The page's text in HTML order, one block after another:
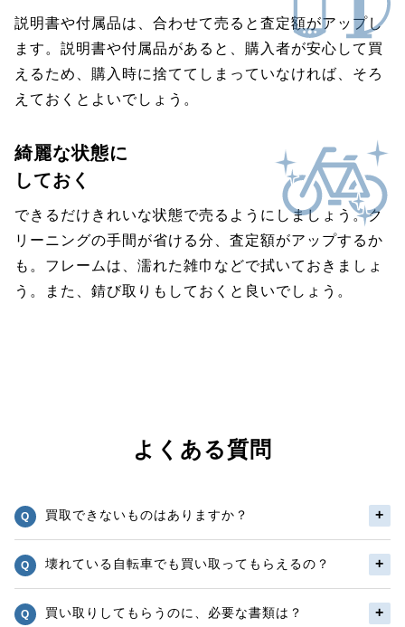
説明書や付属品は、合わせて売ると査定額がアップし
ます。説明書や付属品があると、購入者が安心して買
えるため、購入時に捨ててしまっていなければ、そろ
えておくとよいでしょう。
綺麗な状態に
しておく
できるだけきれいな状態で売るようにしましょう。ク
リーニングの手間が省ける分、査定額がアップするか
も。フレームは、濡れた雑巾などで拭いておきましょ
う。また、錆び取りもしておくと良いでしょう。
よくある質問
買取できないものはありますか？
壊れている自転車でも買い取ってもらえるの？
買い取りしてもらうのに、必要な書類は？